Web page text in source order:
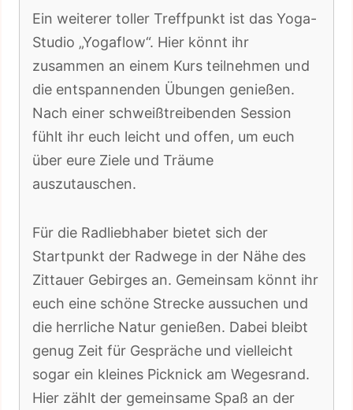
Ein weiterer toller Treffpunkt ist das Yoga-
Studio „Yogaflow“. Hier könnt ihr
zusammen an einem Kurs teilnehmen und
die entspannenden Übungen genießen.
Nach einer schweißtreibenden Session
fühlt ihr euch leicht und offen, um euch
über eure Ziele und Träume
auszutauschen.
Für die Radliebhaber bietet sich der
Startpunkt der Radwege in der Nähe des
Zittauer Gebirges an. Gemeinsam könnt ihr
euch eine schöne Strecke aussuchen und
die herrliche Natur genießen. Dabei bleibt
genug Zeit für Gespräche und vielleicht
sogar ein kleines Picknick am Wegesrand.
Hier zählt der gemeinsame Spaß an der